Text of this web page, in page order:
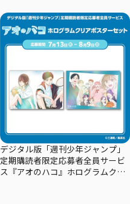
デジタル版「週刊少年ジャンプ」
定期購読者限定応募者全員サービ
ス『アオのハコ』ホログラムクリ